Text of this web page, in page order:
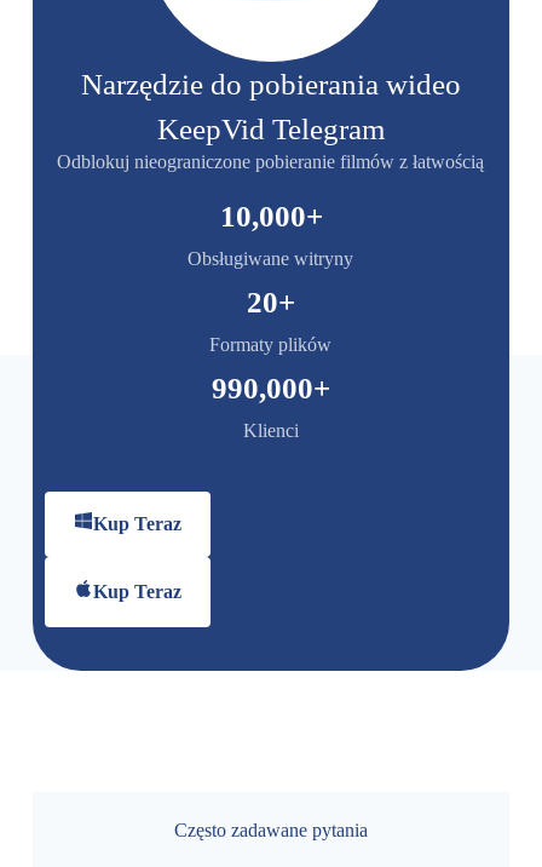
Narzędzie do pobierania wideo
KeepVid Telegram
Odblokuj nieograniczone pobieranie filmów z łatwością
Obsługiwane witryny
10,000+
Formaty plików
20+
Klienci
990,000+
Kup Teraz
Kup Teraz
Często zadawane pytania